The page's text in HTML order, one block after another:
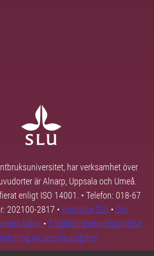
har verksamhet över
är Alnarp, Uppsala och Umeå.
enligt ISO 14001. • Telefon: 018-67
202100-2817 • Kontakta SLU • Om
kakor • Tillgänglighetsredogörelse
av personuppgifter